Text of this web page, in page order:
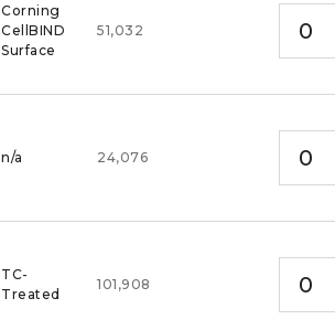
Corning
CellBIND
Surface
51,032
n/a 24,076
TC-
Treated
101,908